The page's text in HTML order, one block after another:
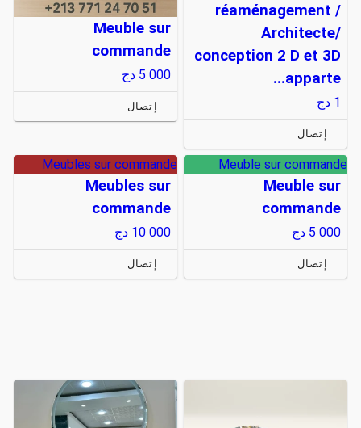
réaménagement /
Architecte/
conception 2 D et 3D
apparte...
1 دج
إتصال
Meuble sur
commande
5 000 دج
إتصال
Meuble sur commande
Meuble sur
commande
5 000 دج
إتصال
Meubles sur commande
Meubles sur
commande
10 000 دج
إتصال